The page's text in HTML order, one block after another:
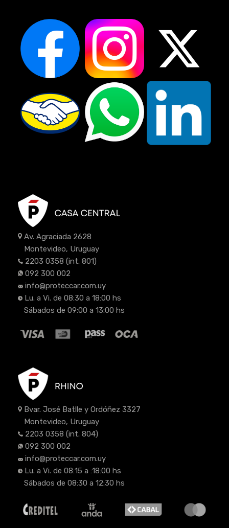
Av. Agraciada 2628
Montevideo, Uruguay
2203 0358 (int. 801)
092 300 002
info@proteccar.com.uy
Lu. a Vi. de 08:30 a 18:00 hs
Sábados de 09:00 a 13:00 hs
Bvar. José Batlle y Ordóñez 3327
Montevideo, Uruguay
2203 0358 (int. 804)
092 300 002
info@proteccar.com.uy
Lu. a Vi. de 08:15 a :18:00 hs
Sábados de 08:30 a 12:30 hs